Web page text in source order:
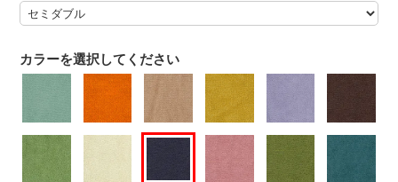
カラーを選択してください